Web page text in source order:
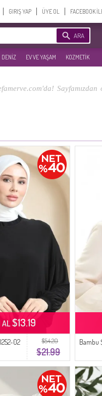
GIRIŞ YAP ÜYE OL FACEBOOK
ARA
DENİZ EV VE YAŞAM KOZMETİK
$54.20
$21.99
02
AL$13.19
Bambu